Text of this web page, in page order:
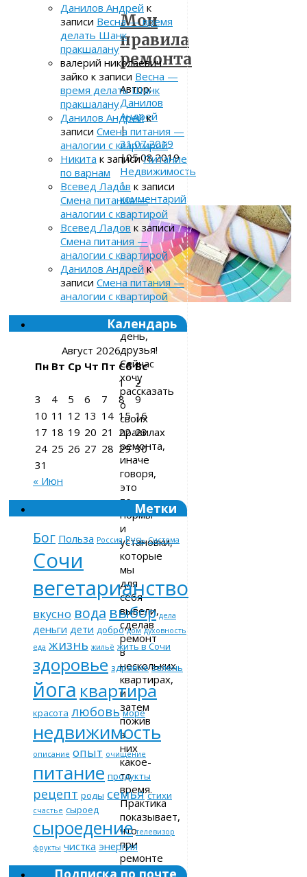
Мои
правила
ремонта
Автор:
Данилов
Андрей
|
31.07.2019
|05.08.2019
Недвижимость
1
комментарий
Добрый
день,
друзья!
Сейчас
хочу
рассказать
о
своих
правилах
ремонта,
иначе
говоря,
это
те
нормы
и
установки,
которые
мы
для
себя
вывели,
сделав
ремонт
в
нескольких
квартирах,
и
затем
пожив
в
них
какое-
то
время.
Практика
показывает,
что
при
ремонте
всегда
Данилов Андрей к
записи Весна — время
делать Шанк
пракшалану
валерий николаевич
зайко к записи Весна —
время делать Шанк
пракшалану
Данилов Андрейк
записи Смена питания —
аналогии с квартирой
Никита к записиПитание
по варнам
Всевед Ладов к записи
Смена питания —
аналогии с квартирой
Всевед Ладов к записи
Смена питания —
аналогии с квартирой
Данилов Андрейк
записи Смена питания —
аналогии с квартирой
Календарь
Август 2026
Пн Вт Ср Чт Пт Сб Вс
1
2
3
4 5 6 7 8
9
10 11 12 13 14 15 16
17 18 19 20 21 22 23
24 25 26 27 28 29 30
31
« Июн
Метки
Бог Польза Россия Русь Система
Сочи
вегетарианство
вкусно вода выбор дела
деньги дети добро дом духовность
еда жизнь жильё жить в Сочи
здоровье здравие зелень
йога квартира
красота любовь море
недвижимость
описание опыт очищение
питание продукты
рецепт роды семья стихи
счастье сыроед
сыроедение телевизор
фрукты чистка энергия
Подписка по почте